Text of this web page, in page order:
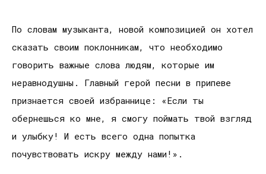
По словам музыканта, новой композицией он хотел
сказать своим поклонникам, что необходимо
говорить важные слова людям, которые им
неравнодушны. Главный герой песни в припеве
признается своей избраннице: «Если ты
обернешься ко мне, я смогу поймать твой взгляд
и улыбку! И есть всего одна попытка
почувствовать искру между нами!».